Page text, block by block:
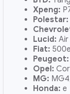
Xpeng:
Polestar:
Lucid:Air
Fiat: 500e
Opel:
MG:
Honda:e